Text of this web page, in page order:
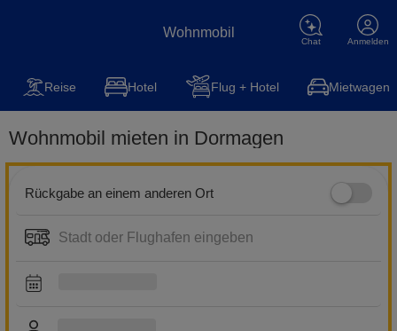
Wohnmobil
Chat Anmelden
Wohnmobil Reise Steuererklärung Kfz-Versicherung
Reise Hotel Flug + Hotel Mietwagen
Wohnmobil mieten in Dormagen
Rückgabe an einem anderen Ort